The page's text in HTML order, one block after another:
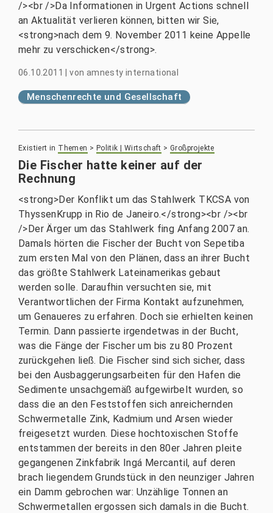
/><br />Da Informationen in Urgent Actions schnell
an Aktualität verlieren können, bitten wir Sie,
<strong>nach dem 9. November 2011 keine Appelle
mehr zu verschicken</strong>.
06.10.2011 |von amnesty international
Menschenrechte und Gesellschaft
Existiert in Themen > Politik | Wirtschaft >Großprojekte
Die Fischer hatte keiner auf der
Rechnung
<strong>Der Konflikt um das Stahlwerk TKCSA von
ThyssenKrupp in Rio de Janeiro.</strong><br /><br
/>Der Ärger um das Stahlwerk fing Anfang 2007 an.
Damals hörten die Fischer der Bucht von Sepetiba
zum ersten Mal von den Plänen, dass an ihrer Bucht
das größte Stahlwerk Lateinamerikas gebaut
werden solle. Daraufhin versuchten sie, mit
Verantwortlichen der Firma Kontakt aufzunehmen,
um Genaueres zu erfahren. Doch sie erhielten keinen
Termin. Dann passierte irgendetwas in der Bucht,
was die Fänge der Fischer um bis zu 80 Prozent
zurückgehen ließ. Die Fischer sind sich sicher, dass
bei den Ausbaggerungsarbeiten für den Hafen die
Sedimente unsachgemäß aufgewirbelt wurden, so
dass die an den Feststoffen sich anreichernden
Schwermetalle Zink, Kadmium und Arsen wieder
freigesetzt wurden. Diese hochtoxischen Stoffe
entstammen der bereits in den 80er Jahren pleite
gegangenen Zinkfabrik Ingá Mercantil, auf deren
brach liegendem Grundstück in den neunziger Jahren
ein Damm gebrochen war: Unzählige Tonnen an
Schwermetallen ergossen sich damals in die Bucht.